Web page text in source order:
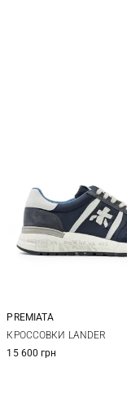
40 41
PREMIATA
КРОССОВКИ LANDER
15 600 грн